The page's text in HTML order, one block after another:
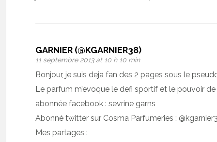
GARNIER (@KGARNIER38)
11 septembre 2013 at 10 h 10 min
Bonjour, je suis deja fan des 2 pages sous le
Le parfum m’evoque le defi sportif et le pouvoir
abonnée facebook : sevrine garns
Abonné twitter sur Cosma Parfumeries :
Mes partages :